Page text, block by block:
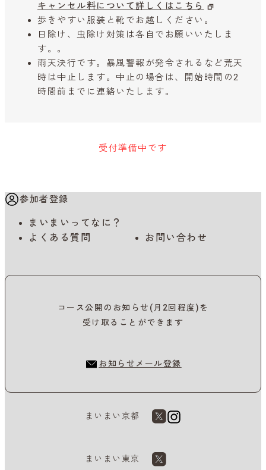
キャンセル料について詳しくはこちら
歩きやすい服装と靴でお越しください。
日除け、虫除け対策は各自でお願いいたしま
す。。
雨天決行です。暴風警報が発令されるなど荒天
時は中止します。中止の場合は、開始時間の2
時間前までに連絡いたします。
受付準備中です
参加者登録
まいまいってなに？
よくある質問
お問い合わせ
コース公開のお知らせ(月2回程度)を
受け取ることができます
お知らせメール登録
まいまい京都
まいまい東京